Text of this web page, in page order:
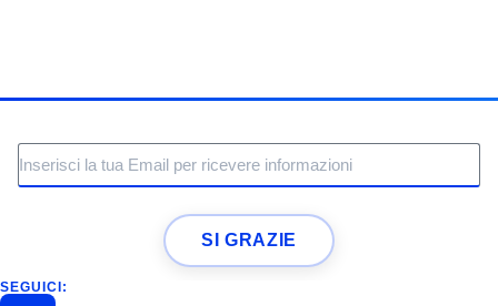
SI GRAZIE
SEGUICI: